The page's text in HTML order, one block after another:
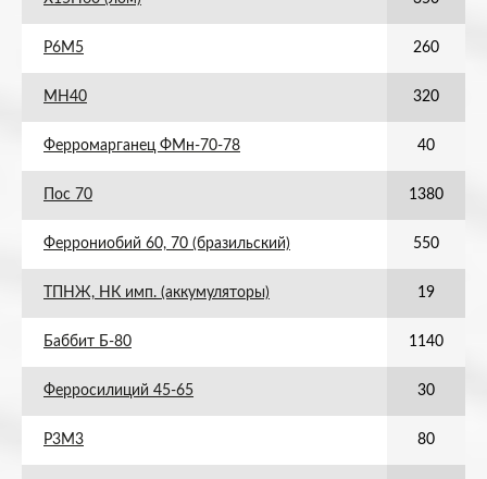
Р6М5 260
МН40 320
Ферромарганец ФМн-70-78 40
Пос 70 1380
Феррониобий 60, 70 (бразильский) 550
ТПНЖ, НК имп. (аккумуляторы) 19
Баббит Б-80 1140
Ферросилиций 45-65 30
Р3М3 80